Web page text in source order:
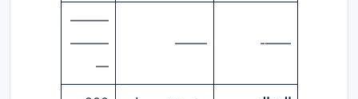
——-
——–
———
———
—